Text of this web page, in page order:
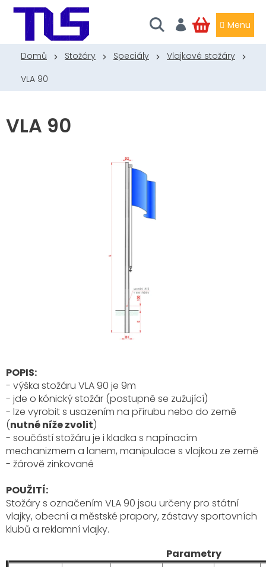
Přejít
NÁKUPNÍ
KOŠÍK
Domů Stožáry Speciály
Vlajkové stožáry
VLA 90
VLA 90
POPIS:
- výška stožáru VLA 90 je 9m
- jde o kónický stožár (postupně se zužující)
- lze vyrobit s usazením na přírubu nebo do země
(nutné níže zvolit)
- součástí stožáru je i kladka s napínacím
mechanizmem a lanem, manipulace s vlajkou ze země
- žárově zinkované
POUŽITÍ:
Stožáry s označením VLA 90 jsou určeny pro státní
vlajky, obecní a městské prapory, zástavy sportovních
klubů a reklamní vlajky.
Parametry